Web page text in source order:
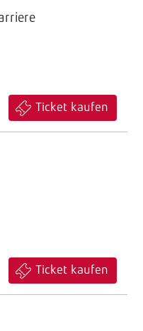
Ticket kaufen
Ticket kaufen